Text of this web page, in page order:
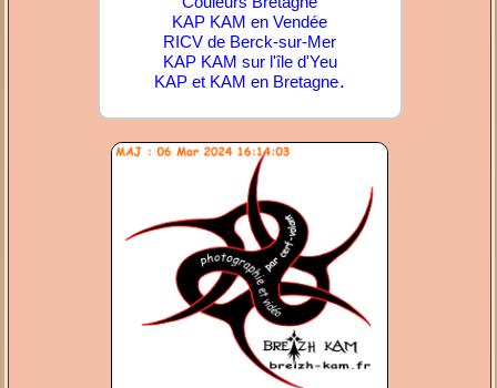
KAP KAM en Vendée
RICV de Berck-sur-Mer
KAP KAM sur l'île d'Yeu
KAP et KAM en Bretagne.